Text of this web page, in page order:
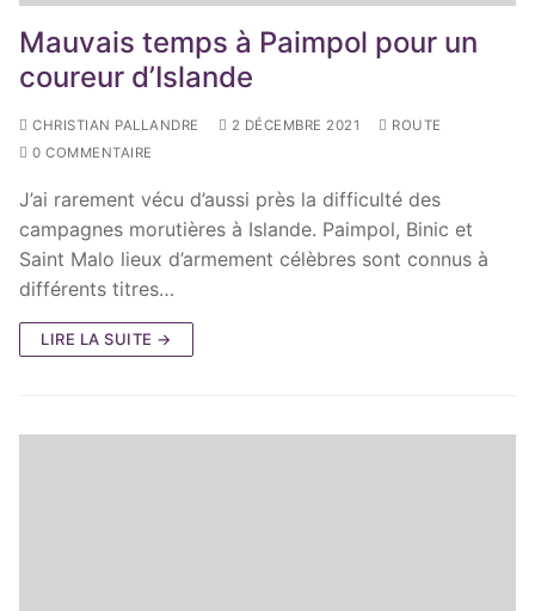
Mauvais temps à Paimpol pour un
coureur d’Islande
CHRISTIAN PALLANDRE 2 DÉCEMBRE 2021
ROUTE
0 COMMENTAIRE
J’ai rarement vécu d’aussi près la difficulté des
campagnes morutières à Islande. Paimpol, Binic et
Saint Malo lieux d’armement célèbres sont connus à
différents titres…
LIRE LA SUITE →